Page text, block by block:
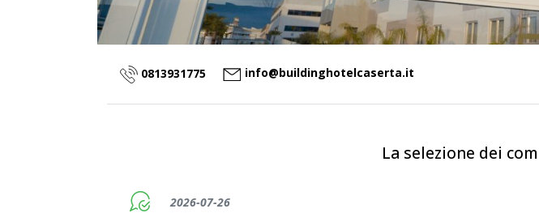
0813931775 info@buildinghotelcaserta.it
La selezione dei
2026-07-26